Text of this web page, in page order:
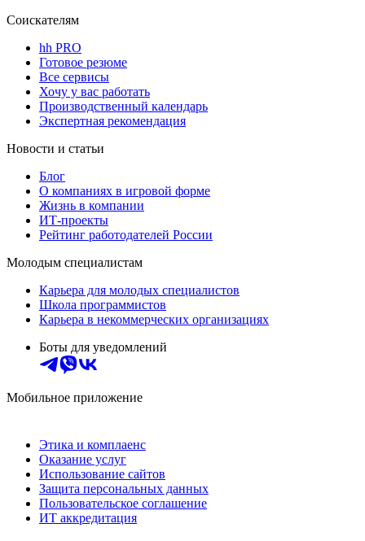
Соискателям
hh PRO
Готовое резюме
Все сервисы
Хочу у вас работать
Производственный календарь
Экспертная рекомендация
Новости и статьи
Блог
О компаниях в игровой форме
Жизнь в компании
ИТ-проекты
Рейтинг работодателей России
Молодым специалистам
Карьера для молодых специалистов
Школа программистов
Карьера в некоммерческих организациях
Боты для уведомлений
Мобильное приложение
Этика и комплаенс
Оказание услуг
Использование сайтов
Защита персональных данных
Пользовательское соглашение
ИТ аккредитация